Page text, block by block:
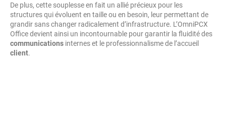
De plus, cette souplesse en fait un allié précieux pour les
structures qui évoluent en taille ou en besoin, leur permettant de
grandir sans changer radicalement d’infrastructure. L’OmniPCX
Office devient ainsi un incontournable pour garantir la fluidité des
communications internes et le professionnalisme de l’accueil
client.